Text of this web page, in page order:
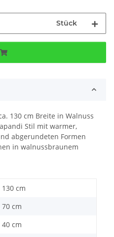
Stück
130 cm Breite in Walnuss
Stil mit warmer,
abgerundeten Formen
in walnussbraunem
130 cm
70 cm
40 cm